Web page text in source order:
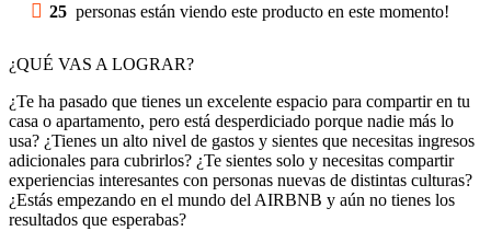
25 personas están viendo este producto en este momento!
¿QUÉ VAS A LOGRAR?
¿Te ha pasado que tienes un excelente espacio para compartir en tu
casa o apartamento, pero está desperdiciado porque nadie más lo
usa? ¿Tienes un alto nivel de gastos y sientes que necesitas ingresos
adicionales para cubrirlos? ¿Te sientes solo y necesitas compartir
experiencias interesantes con personas nuevas de distintas culturas?
¿Estás empezando en el mundo del AIRBNB y aún no tienes los
resultados que esperabas?